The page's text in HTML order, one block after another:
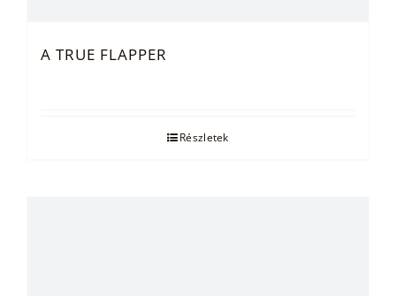
A TRUE FLAPPER
Részletek